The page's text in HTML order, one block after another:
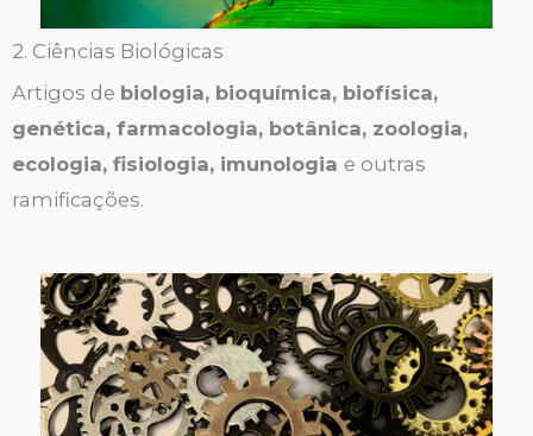
2. Ciências Biológicas
Artigos de biologia, bioquímica, biofísica,
genética, farmacologia, botânica, zoologia,
ecologia, fisiologia, imunologia e outras
ramificações.